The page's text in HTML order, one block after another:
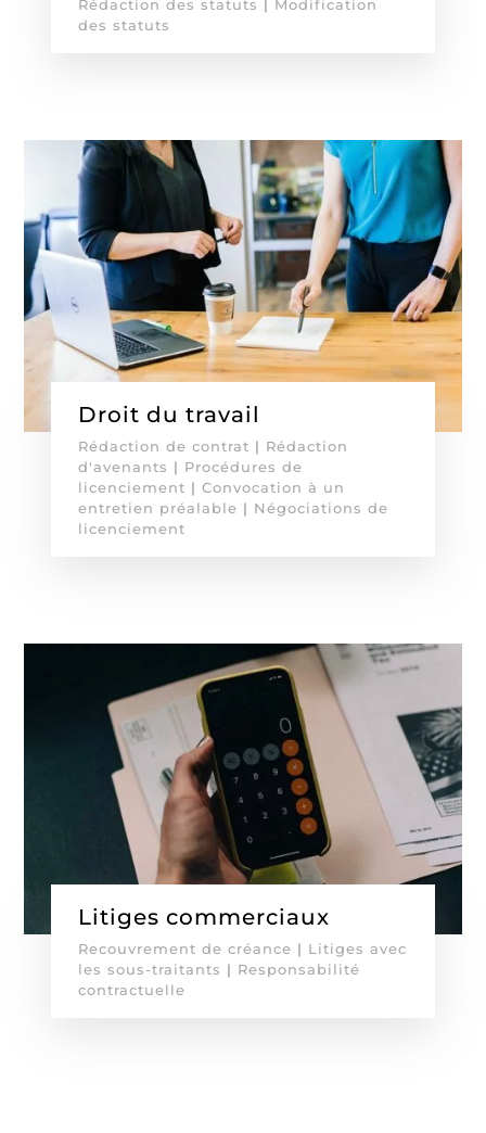
Rédaction des statuts
Modification
des statuts
Droit du travail
Rédaction de contrat | Rédaction
d'avenants | Procédures de
licenciement | Convocation à un
entretien préalable | Négociations de
licenciement
Litiges commerciaux
Recouvrement de créance | Litiges avec
les sous-traitants | Responsabilité
contractuelle